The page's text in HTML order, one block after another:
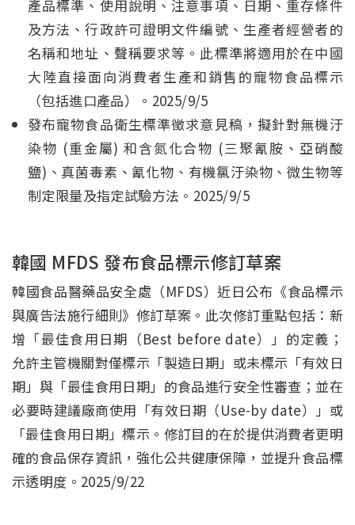
產品標準、使用說明、注意事項、日期、重存條件
及方法、行政許可證明文件編號、生產者經營者的
名稱和地址、聲稱要求等。此標準將適用於在中國
大陸直接面向消費者生產和銷售的寵物食品標示
（包括進口產品）。2025/9/5
發布寵物食品衛生標準徵求意見稿，擬針對無機汙
染物 (重金屬) 和含氮化合物 (三聚氰胺、亞硝酸
鹽)、真菌毒素、氰化物、有機氯汙染物、微生物等
制定限量及指定試驗方法。2025/9/5
韓國 MFDS 發布食品標示修訂草案
韓國食品醫藥品安全處（MFDS）近日公布《食品標示
與廣告法施行細則》修訂草案。此次修訂重點包括：新
增「最佳食用日期（Best before date）」的定義；
允許主管機關對僅標示「製造日期」或未標示「有效日
期」與「最佳食用日期」的食品進行安全性審查；並在
必要時建議廠商使用「有效日期（Use-by date）」或
「最佳食用日期」標示。修訂目的在於提供消費者更明
確的食品保存資訊，強化公共健康保障，並提升食品標
示透明度。2025/9/22